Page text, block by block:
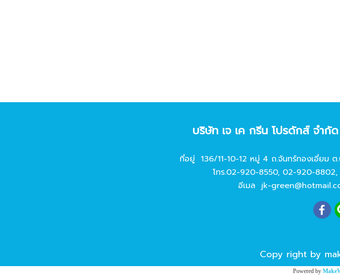
บริษัท เจ เค กรีน โปรดักส์ จํากั
ที่อยู่ 136/11-10-12 หมู่ 4 ถ.จันทร์ทองเอี่ยม
โทร.02-920-8550, 02-920-8802,
อีเมล jk-
Copy right by
Powered by